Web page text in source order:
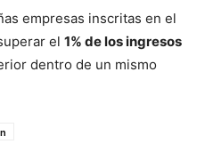
empresas inscritas en el
el 1% de los ingresos
dentro de un mismo